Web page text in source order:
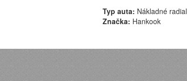
Typ auta: Nákladné radial
Značka: Hankook